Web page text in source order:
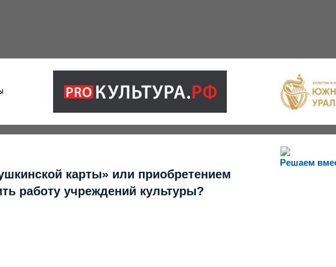
Решаем
карты» или приобретением
работу учреждений культуры?